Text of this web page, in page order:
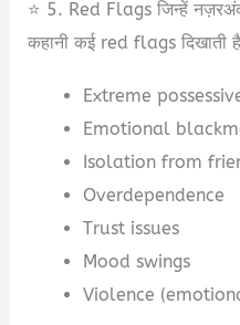
⭐ 5. Red Flags जिन्हें
कहानी कई red flags दिखाती
Extreme
Emotional
Isolation from
Overdependence
Trust issues
Mood swings
Violence